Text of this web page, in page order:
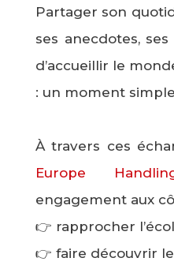
Partager son
ses anecdotes,
d’accueillir le
: un moment
À travers ces
Europe
engagement aux
👉 rapprocher
👉 faire découvrir